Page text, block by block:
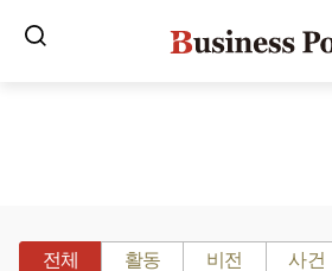
전체 활동 비전 사건